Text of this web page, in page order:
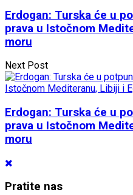
Erdogan: Turska će u
prava u Istočnom
moru
Next Post
Erdogan: Turska će u
prava u Istočnom
moru
Pratite nas